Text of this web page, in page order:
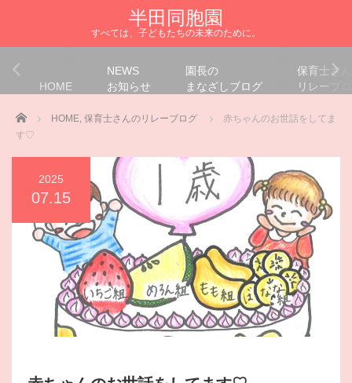
半田同胞園
すべては、子どもたちの未来のために。
HOME
NEWS
お知らせ
園長の
まなざしブログ
保育士さ
リレーブ
Home HOME, 保育士さんのリレーブログ
赤ちゃんのお世話をしてま
す♡
2025
07.15